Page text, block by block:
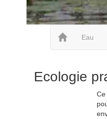
Eau
Ecologie